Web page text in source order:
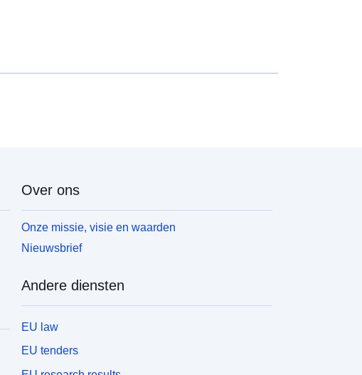
Over ons
Onze missie, visie en waarden
Nieuwsbrief
Andere diensten
EU law
EU tenders